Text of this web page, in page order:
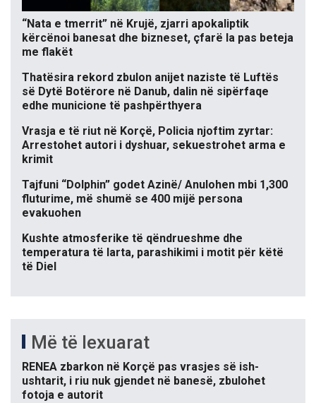
“Nata e tmerrit” në Krujë, zjarri apokaliptik
kërcënoi banesat dhe bizneset, çfarë la pas beteja
me flakët
Thatësira rekord zbulon anijet naziste të Luftës
së Dytë Botërore në Danub, dalin në sipërfaqe
edhe municione të pashpërthyera
Vrasja e të riut në Korçë, Policia njoftim zyrtar:
Arrestohet autori i dyshuar, sekuestrohet arma e
krimit
Tajfuni “Dolphin” godet Azinë/ Anulohen mbi 1,300
fluturime, më shumë se 400 mijë persona
evakuohen
Kushte atmosferike të qëndrueshme dhe
temperatura të larta, parashikimi i motit për këtë
të Diel
Më të lexuarat
RENEA zbarkon në Korçë pas vrasjes së ish-
ushtarit, i riu nuk gjendet në banesë, zbulohet
fotoja e autorit